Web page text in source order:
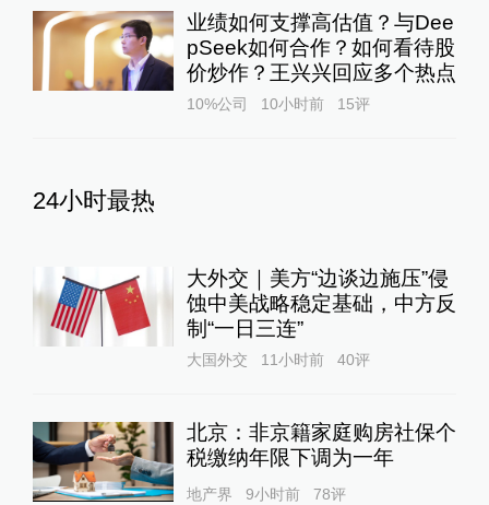
业绩如何支撑高估值？与Dee
pSeek如何合作？如何看待股
价炒作？王兴兴回应多个热点
10%公司 10小时前 15评
24小时最热
大外交｜美方“边谈边施压”侵
蚀中美战略稳定基础，中方反
制“一日三连”
大国外交 11小时前 40评
北京：非京籍家庭购房社保个
税缴纳年限下调为一年
地产界 9小时前 78评